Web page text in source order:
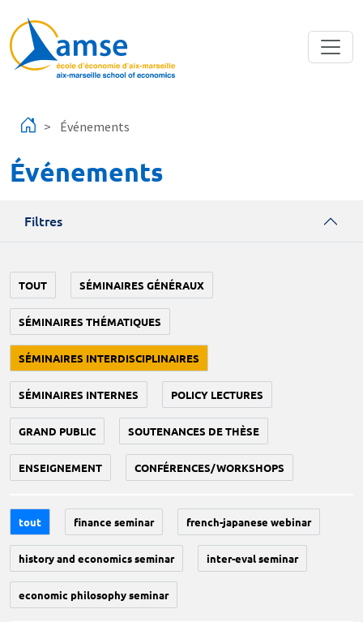
Événements
Événements
Filtres
TOUT SÉMINAIRES GÉNÉRAUX
SÉMINAIRES THÉMATIQUES
SÉMINAIRES INTERDISCIPLINAIRES
SÉMINAIRES INTERNES POLICY LECTURES
GRAND PUBLIC SOUTENANCES DE THÈSE
ENSEIGNEMENT CONFÉRENCES/WORKSHOPS
tout finance seminar french-japanese webinar
history and economics seminar inter-eval seminar
economic philosophy seminar